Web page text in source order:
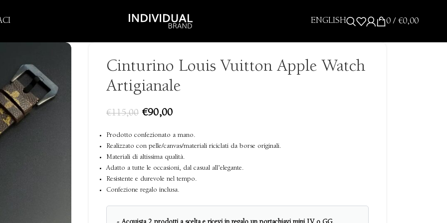
ENGLISH 0/ €0,00
Cinturino Louis Vuitton Apple Watch
Artigianale
€115,00 €90,00
Prodotto confezionato a mano.
Realizzato con pelle/canvas/materiali riciclati da borse originali.
Materiali di altissima qualità.
Adatto a tutte le occasioni, dal casual all’elegante.
Resistente e durevole nel tempo.
Confezione regalo inclusa.